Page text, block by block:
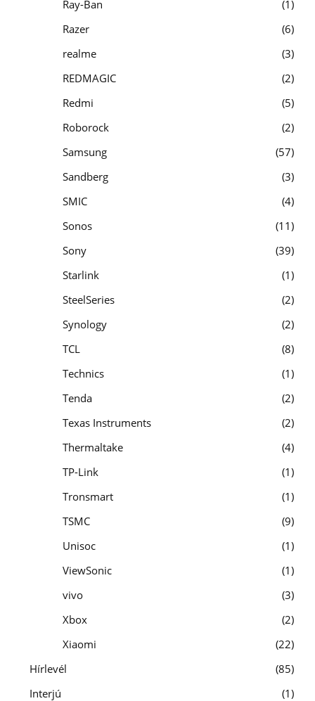
Ray-Ban
1
Razer
6
realme
3
REDMAGIC
2
Redmi
5
Roborock
2
Samsung
57
Sandberg
3
SMIC
4
Sonos
11
Sony
39
Starlink
1
SteelSeries
2
Synology
2
TCL
8
Technics
1
Tenda
2
Texas Instruments
2
Thermaltake
4
TP-Link
1
Tronsmart
1
TSMC
9
Unisoc
1
ViewSonic
1
vivo
3
Xbox
2
Xiaomi
22
Hírlevél
85
Interjú
1